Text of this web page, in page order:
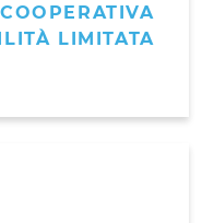
LIMITATA